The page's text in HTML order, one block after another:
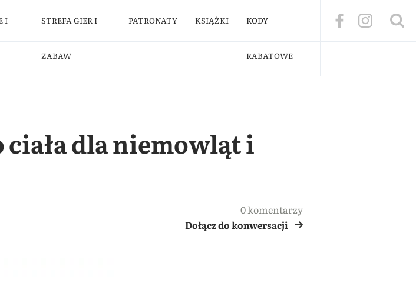
I STREFA GIER I
ZABAW
PATRONATY KSIĄŻKI KODY
RABATOWE
dla niemowląt i
0 komentarzy
Dołącz do konwersacji